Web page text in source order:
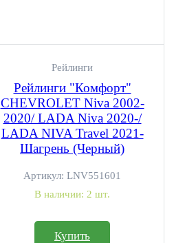
Рейлинги
Рейлинги "Комфорт"
CHEVROLET Niva 2002-
2020/ LADA Niva 2020-/
LADA NIVA Travel 2021-
Шагрень (Черный)
Артикул: LNV551601
В наличии: 2 шт.
Купить